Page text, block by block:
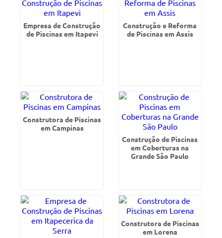
Empresa de Construção
de Piscinas em Itapevi
Construção e Reforma
de Piscinas em Assis
Construtora de Piscinas
em Campinas
Construção de Piscinas
em Coberturas na
Grande São Paulo
Construtora de Piscinas
em Lorena